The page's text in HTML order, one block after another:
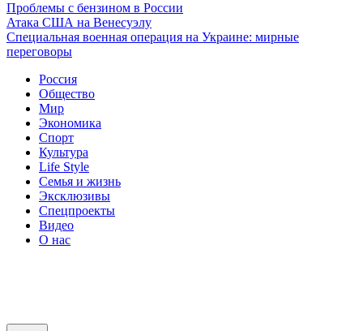
Проблемы с бензином в России
Атака США на Венесуэлу
Специальная военная операция на Украине: мирные
переговоры
Россия
Общество
Мир
Экономика
Спорт
Культура
Life Style
Семья и жизнь
Эксклюзивы
Спецпроекты
Видео
О нас